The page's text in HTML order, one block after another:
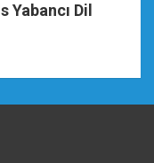
Dil